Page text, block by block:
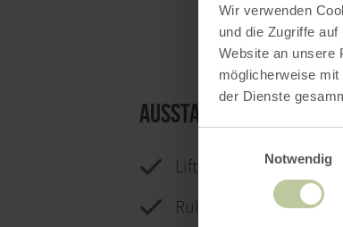
Wir verwenden
und die Zugriffe
Website an unsere
möglicherweise
der Dienste
Notwendig
Ausstattungsmerkmale
Lift / Aufzug
Ruhige Lage